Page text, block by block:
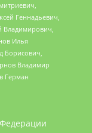
Геннадьевич,
Владимирович,
Илья
Борисович,
Владимир
Герман